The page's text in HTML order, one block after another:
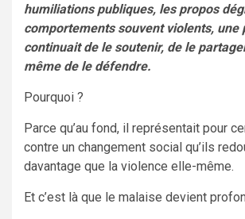
humiliations publiques, les propos
comportements souvent violents, une
continuait de le soutenir, de le
même de le défendre.
Pourquoi ?
Parce qu’au fond, il représentait pour
contre un changement social qu’ils
davantage que la violence elle-même.
Et c’est là que le malaise devient